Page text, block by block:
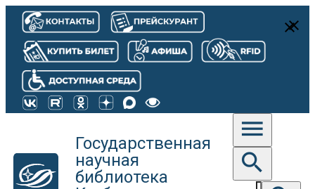
Государственная
научная
библиотека
menu
search
close
close